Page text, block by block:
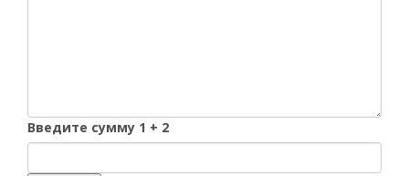
Введите сумму 1 + 2